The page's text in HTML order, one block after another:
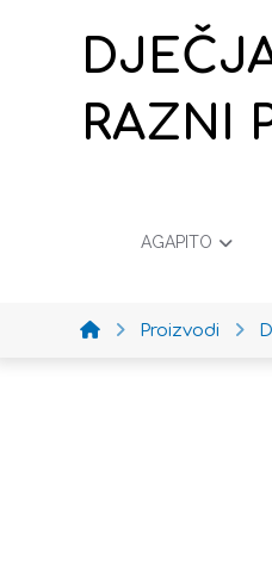
RAZNI
AGAPITO
Proizvodi